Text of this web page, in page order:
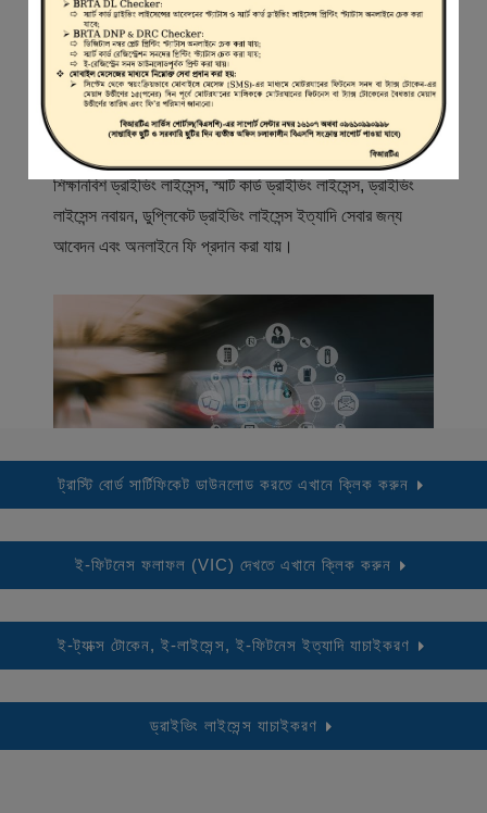
স্বাগতম
বিআরটিএ সার্ভিস পোর্টাল (বিএসপি) বাংলাদেশ রোড ট্রান্সপোর্ট অথরিটি
(বিআরটিএ) এর একটি অনলাইন সেবা প্রদানের মাধ্যম যেখানে ড্রাইভার,
মোটরযান মালিক, মোটরযান বিক্রেতাদের নিবন্ধিত করা হয় এবং
শিক্ষানবিশ ড্রাইভিং লাইসেন্স, স্মার্ট কার্ড ড্রাইভিং লাইসেন্স, ড্রাইভিং
লাইসেন্স নবায়ন, ডুপ্লিকেট ড্রাইভিং লাইসেন্স ইত্যাদি সেবার জন্য
আবেদন এবং অনলাইনে ফি প্রদান করা যায়।
ট্রাস্টি বোর্ড সার্টিফিকেট ডাউনলোড করতে এখানে ক্লিক করুন
ই-ফিটনেস ফলাফল (VIC) দেখতে এখানে ক্লিক করুন
ই-ট্যাক্স টোকেন, ই-লাইসেন্স, ই-ফিটনেস ইত্যাদি যাচাইকরণ
ড্রাইভিং লাইসেন্স যাচাইকরণ